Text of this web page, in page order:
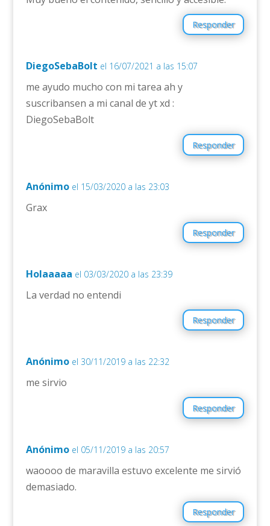
Responder
DiegoSebaBolt el 16/07/2021 a las 15:07
me ayudo mucho con mi tarea ah y
suscribansen a mi canal de yt xd :
DiegoSebaBolt
Responder
Anónimo el 15/03/2020 a las 23:03
Grax
Responder
Holaaaaa el 03/03/2020 a las 23:39
La verdad no entendi
Responder
Anónimo el 30/11/2019 a las 22:32
me sirvio
Responder
Anónimo el 05/11/2019 a las 20:57
waoooo de maravilla estuvo excelente me sirvió
demasiado.
Responder